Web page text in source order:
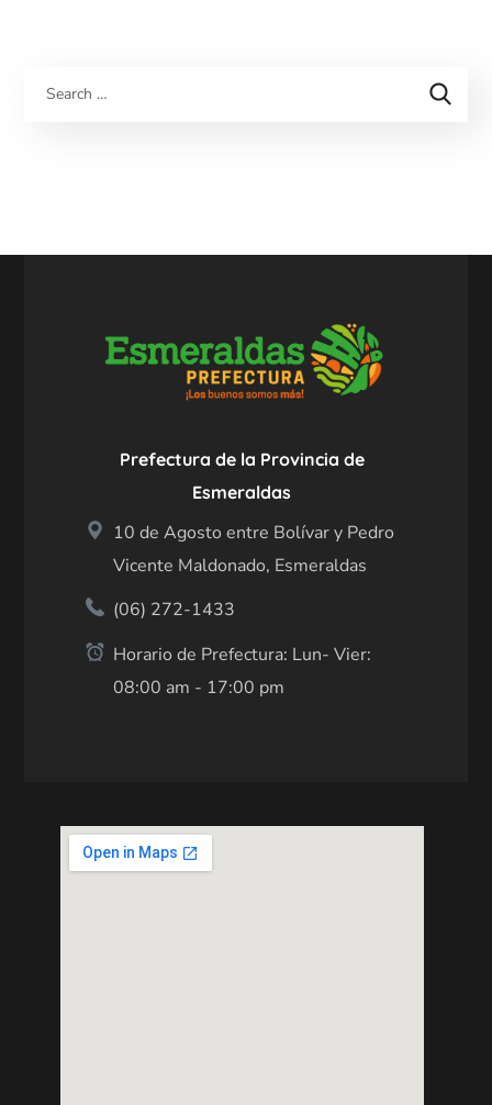
Prefectura de la Provincia de
Esmeraldas
10 de Agosto entre Bolívar y Pedro
Vicente Maldonado, Esmeraldas
(06) 272-1433
Horario de Prefectura: Lun- Vier:
08:00 am - 17:00 pm